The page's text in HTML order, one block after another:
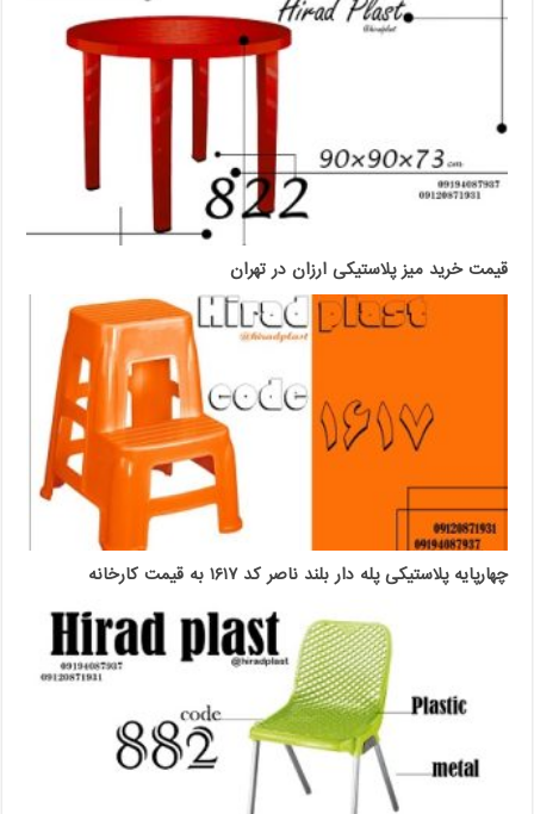
قیمت خرید میز پلاستیکی ارزان در تهران
چهارپایه پلاستیکی پله دار بلند ناصر کد ۱۶۱۷ به قیمت کارخانه